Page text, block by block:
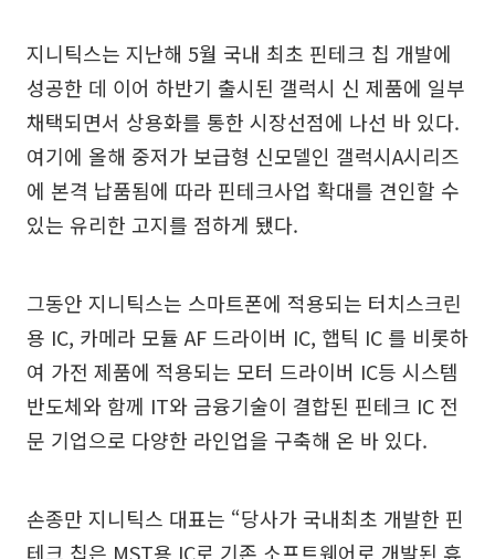
지니틱스는 지난해 5월 국내 최초 핀테크 칩 개발에
성공한 데 이어 하반기 출시된 갤럭시 신 제품에 일부
채택되면서 상용화를 통한 시장선점에 나선 바 있다.
여기에 올해 중저가 보급형 신모델인 갤럭시A시리즈
에 본격 납품됨에 따라 핀테크사업 확대를 견인할 수
있는 유리한 고지를 점하게 됐다.
그동안 지니틱스는 스마트폰에 적용되는 터치스크린
용 IC, 카메라 모듈 AF 드라이버 IC, 햅틱 IC 를 비롯하
여 가전 제품에 적용되는 모터 드라이버 IC등 시스템
반도체와 함께 IT와 금융기술이 결합된 핀테크 IC 전
문 기업으로 다양한 라인업을 구축해 온 바 있다.
손종만 지니틱스 대표는 “당사가 국내최초 개발한 핀
테크 칩은 MST용 IC로 기존 소프트웨어로 개발된 휴